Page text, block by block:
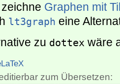
Graphen mit
lt3graph eine
zu dottex wäre
zum Übersetzen: